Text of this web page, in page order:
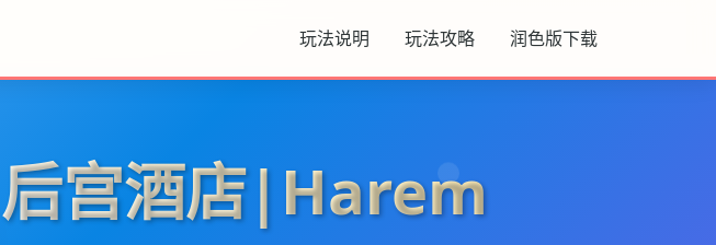
玩法说明 玩法攻略 润色版下载
后宫酒店|Harem